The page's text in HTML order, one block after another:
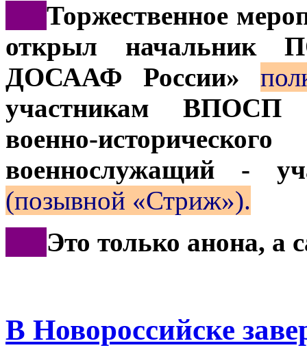
Торжественное
открыл начальник
ДОСААФ России»
участникам ВПОСП
военно-
военнослужащий -
(позывной «Стриж»).
Это только анона, а
В Новороссийске